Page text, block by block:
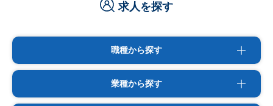
求人を探す
職種から探す
業種から探す